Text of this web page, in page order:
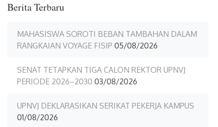
Berita Terbaru
MAHASISWA SOROTI BEBAN TAMBAHAN DALAM
RANGKAIAN VOYAGE FISIP 05/08/2026
SENAT TETAPKAN TIGA CALON REKTOR UPNVJ
PERIODE 2026–2030 03/08/2026
UPNVJ DEKLARASIKAN SERIKAT PEKERJA KAMPUS
01/08/2026